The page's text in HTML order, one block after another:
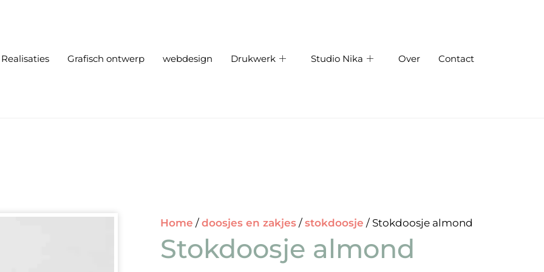
Realisaties Grafisch ontwerp webdesign Drukwerk Studio Nika Over Contact
Home / doosjes en zakjes / stokdoosje / Stokdoosje almond
Stokdoosje almond